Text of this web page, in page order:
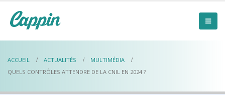
ACCUEIL ACTUALITÉS
MULTIMÉDIA
QUELS CONTRÔLES ATTENDRE DE LA CNIL EN 2024 ?